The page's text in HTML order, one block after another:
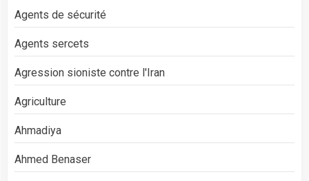
Agents de sécurité
Agents sercets
Agression sioniste contre l'Iran
Agriculture
Ahmadiya
Ahmed Benaser